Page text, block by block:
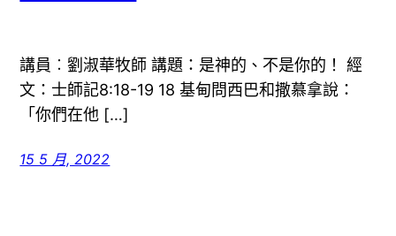
講員︰劉淑華牧師 講題：是神的、不是你的！ 經
文：士師記8:18-19 18 基甸問西巴和撒慕拿說：
「你們在他 […]
15 5 月, 2022